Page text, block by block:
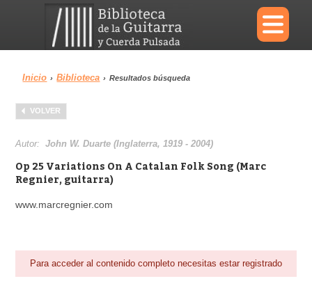
×
Menu
Biblioteca Diccionario
Área personal
Inicio › Biblioteca › Resultados búsqueda
VOLVER
Autor:John W. Duarte (Inglaterra, 1919 - 2004)
Op 25 Variations On A Catalan Folk Song (Marc
Regnier, guitarra)
www.marcregnier.com
Para acceder al contenido completo necesitas estar registrado